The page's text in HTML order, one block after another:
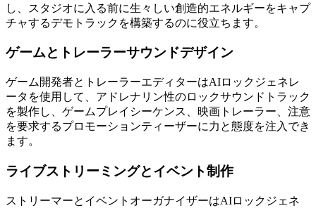
し、スタジオに入る前に生々しい創造的エネルギーをキャプ
チャするデモトラックを構築するのに役立ちます。
ゲームとトレーラーサウンドデザイン
ゲーム開発者とトレーラーエディターはAIロックジェネレ
ータを使用して、アドレナリン性のロックサウンドトラック
を製作し、ゲームプレイシーケンス、映画トレーラー、注意
を要求するプロモーションティーザーに力と態度を注入でき
ます。
ライブストリーミングとイベント制作
ストリーマーとイベントオーガナイザーはAIロックジェネ